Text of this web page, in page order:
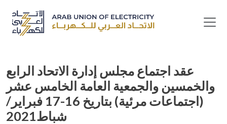
عقد اجتماع مجلس إدارة الاتحاد الرابع
والخمسين والجمعية العامة الخامس عشر
(اجتماعات مرئية) بتاريخ 16-17 فبراير/
شباط2021